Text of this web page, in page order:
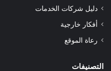
دليل شركات الخدمات
أفكار خارجية
رعاة الموقع
التصنيفات